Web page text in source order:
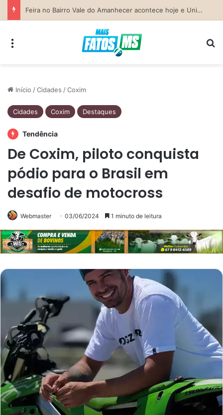
Previsão do Tempo para Costa Rica nesta sexta-feira (7)
Início /Cidades /Coxim
Cidades Coxim Destaques
Tendência
De Coxim, piloto conquista
pódio para o Brasil em
desafio de motocross
Webmaster 03/06/2024 1 minuto de leitura